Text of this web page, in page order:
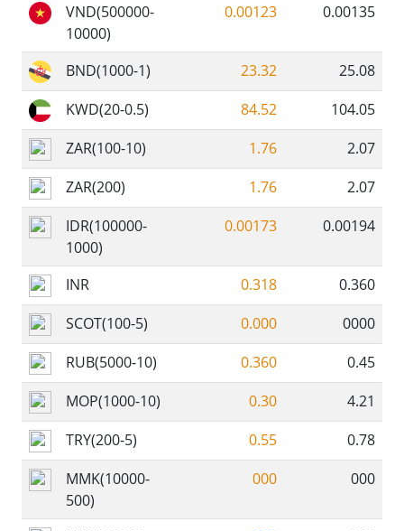
VND(500000-
10000)
0.00123 0.00135
BND(1000-1) 23.32
25.08
KWD(20-0.5)
84.52
104.05
ZAR(100-10)
1.76
2.07
ZAR(200)
1.76
2.07
IDR(100000-
1000)
0.00173 0.00194
INR 0.318
0.360
SCOT(100-5)
0.000
0000
RUB(5000-10)
0.360
0.45
MOP(1000-10)
0.30
4.21
TRY(200-5)
0.55
0.78
MMK(10000-
500)
000 000